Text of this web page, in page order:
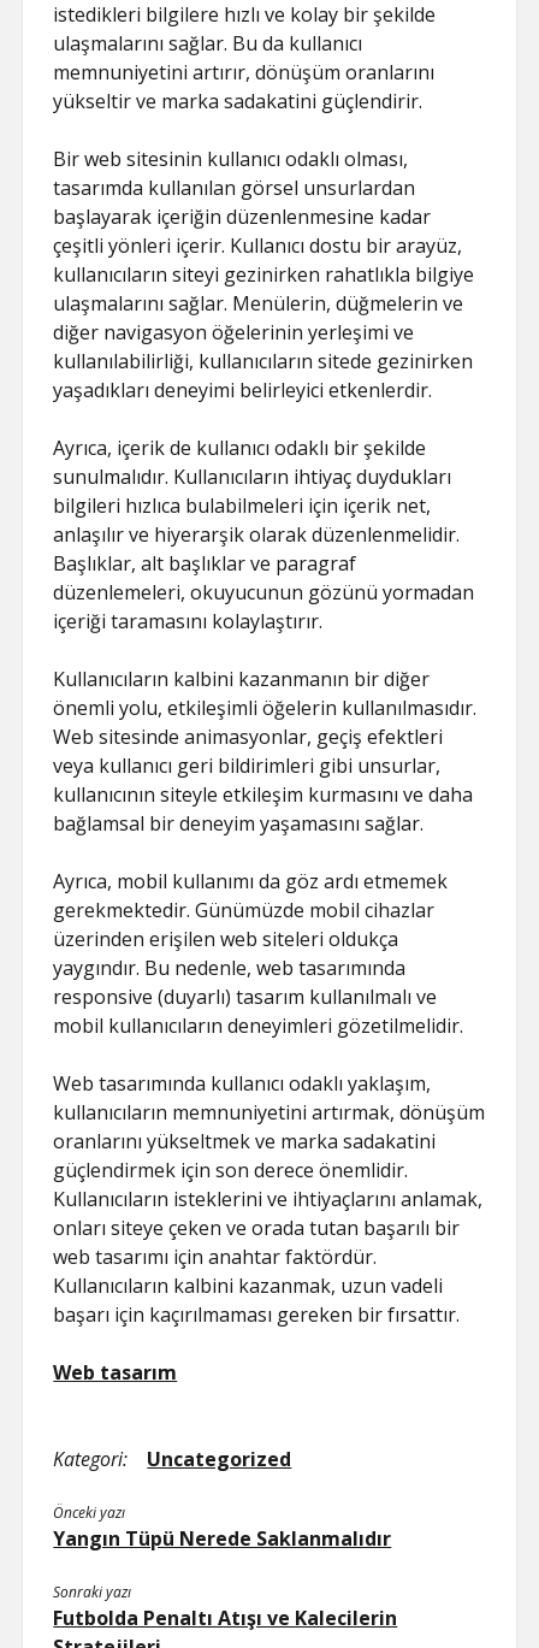
istedikleri bilgilere hızlı ve kolay bir şekilde
ulaşmalarını sağlar. Bu da kullanıcı
memnuniyetini artırır, dönüşüm oranlarını
yükseltir ve marka sadakatini güçlendirir.
Bir web sitesinin kullanıcı odaklı olması,
tasarımda kullanılan görsel unsurlardan
başlayarak içeriğin düzenlenmesine kadar
çeşitli yönleri içerir. Kullanıcı dostu bir arayüz,
kullanıcıların siteyi gezinirken rahatlıkla bilgiye
ulaşmalarını sağlar. Menülerin, düğmelerin ve
diğer navigasyon öğelerinin yerleşimi ve
kullanılabilirliği, kullanıcıların sitede gezinirken
yaşadıkları deneyimi belirleyici etkenlerdir.
Ayrıca, içerik de kullanıcı odaklı bir şekilde
sunulmalıdır. Kullanıcıların ihtiyaç duydukları
bilgileri hızlıca bulabilmeleri için içerik net,
anlaşılır ve hiyerarşik olarak düzenlenmelidir.
Başlıklar, alt başlıklar ve paragraf
düzenlemeleri, okuyucunun gözünü yormadan
içeriği taramasını kolaylaştırır.
Kullanıcıların kalbini kazanmanın bir diğer
önemli yolu, etkileşimli öğelerin kullanılmasıdır.
Web sitesinde animasyonlar, geçiş efektleri
veya kullanıcı geri bildirimleri gibi unsurlar,
kullanıcının siteyle etkileşim kurmasını ve daha
bağlamsal bir deneyim yaşamasını sağlar.
Ayrıca, mobil kullanımı da göz ardı etmemek
gerekmektedir. Günümüzde mobil cihazlar
üzerinden erişilen web siteleri oldukça
yaygındır. Bu nedenle, web tasarımında
responsive (duyarlı) tasarım kullanılmalı ve
mobil kullanıcıların deneyimleri gözetilmelidir.
Web tasarımında kullanıcı odaklı yaklaşım,
kullanıcıların memnuniyetini artırmak, dönüşüm
oranlarını yükseltmek ve marka sadakatini
güçlendirmek için son derece önemlidir.
Kullanıcıların isteklerini ve ihtiyaçlarını anlamak,
onları siteye çeken ve orada tutan başarılı bir
web tasarımı için anahtar faktördür.
Kullanıcıların kalbini kazanmak, uzun vadeli
başarı için kaçırılmaması gereken bir fırsattır.
Web tasarım
Kategori: Uncategorized
Önceki yazı
Yangın Tüpü Nerede Saklanmalıdır
Sonraki yazı
Futbolda Penaltı Atışı ve Kalecilerin